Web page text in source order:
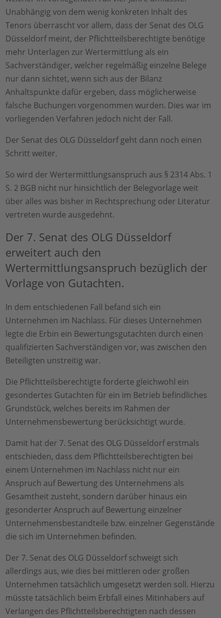
Unabhängig von dem wenig konkreten Inhalt des
Tenors überrascht vor allem, dass der Senat des OLG
Düsseldorf meint, der Pflichtteilsberechtigte benötige
mehr Unterlagen zur Wertermittlung als ein
Sachverständiger, welcher regelmäßig einzelne Belege
nur dann sichtet, wenn sich aus der Bilanz
Anhaltspunkte dafür ergeben, dass möglicherweise
falsche Buchungen vorgenommen wurden. Dies war im
vorliegenden Verfahren jedoch nicht der Fall.
Der Senat des OLG Düsseldorf geht dann noch einen
Schritt weiter.
So wird der Wertermittlungsanspruch aus § 2314 Abs. 1
S. 2 BGB nicht nur hinsichtlich der Belegvorlage weit
über alles was bisher in Rechtsprechung oder Literatur
vertreten wurde ausgedehnt.
Der 7. Senat des OLG Düsseldorf
erweitert auch den
Wertermittlungsanspruch bezüglich der
Vorlage von Gutachten.
In dem entschiedenen Fall befand sich ein
Unternehmen im Nachlass. Für dieses Unternehmen
legte die Erbin ein Bewertungsgutachten durch einen
qualifizierten Sachverständigen vor, was zwischen den
Beteiligten unstreitig war.
Die Pflichtteilsberechtigte forderte gleichwohl ein
gesondertes Gutachten für ein im Betrieb befindliches
Grundstück, welches bereits im Rahmen der
Unternehmensbewertung berücksichtigt wurde.
Damit hat der 7. Senat des OLG Düsseldorf erstmals
entschieden, dass dem Pflichtteilsberechtigten bei
einem Unternehmen im Nachlass nicht nur ein
Anspruch auf Bewertung des Unternehmens als
Gesamtheit zusteht, sondern darüber hinaus ein
gesonderter Anspruch auf Bewertung einzelner
Unternehmensbestandteile bzw. einzelner Gegenstände
die sich im Unternehmen befinden.
Der 7. Senat des OLG Düsseldorf schweigt sich
allerdings aus, wie dies bei mittleren oder großen
Unternehmen tatsächlich umgesetzt werden soll. Hierzu
müsste tatsächlich beim Erbfall eines Mitinhabers auf
Verlangen des Pflichtteilsberechtigten nach dessen